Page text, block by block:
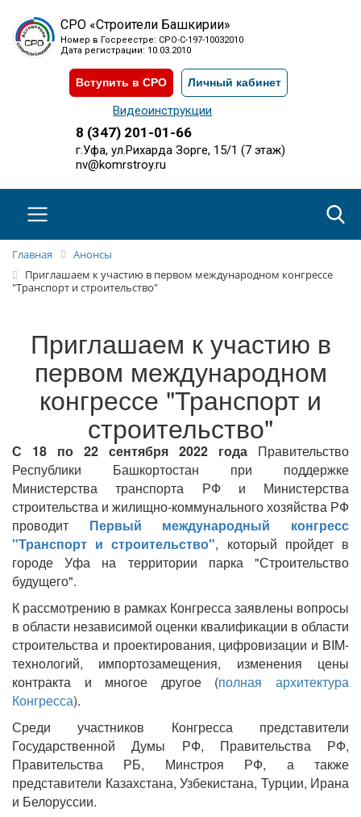
СРО «Строители Башкирии»
Номер в Госреестре: СРО-С-197-10032010
Дата регистрации: 10.03.2010
Вступить в СРО Личный кабинет
Видеоинструкции
8 (347) 201-01-66
г.Уфа, ул.Рихарда Зорге, 15/1 (7 этаж)
nv@komrstroy.ru
Главная
Анонсы
Приглашаем к участию в первом международном конгрессе
"Транспорт и строительство"
Приглашаем к участию в
первом международном
конгрессе "Транспорт и
строительство"
С 18 по 22 сентября 2022 года Правительство
Республики Башкортостан при поддержке
Министерства транспорта РФ и Министерства
строительства и жилищно-коммунального хозяйства РФ
проводит Первый международный конгресс
"Транспорт и строительство", который пройдет в
городе Уфа на территории парка "Строительство
будущего".
К рассмотрению в рамках Конгресса заявлены вопросы
в области независимой оценки квалификации в области
строительства и проектирования, цифровизации и BIM-
технологий, импортозамещения, изменения цены
контракта и многое другое (полная архитектура
Конгресса).
Среди участников Конгресса представители
Государственной Думы РФ, Правительства РФ,
Правительства РБ, Минстроя РФ, а также
представители Казахстана, Узбекистана, Турции, Ирана
и Белоруссии.